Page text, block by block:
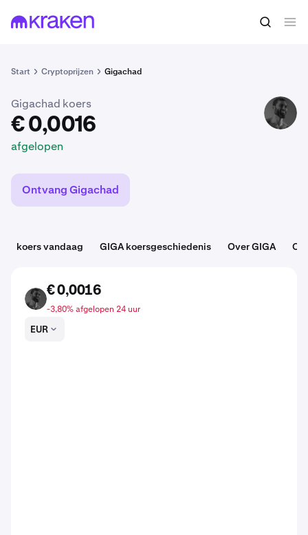
Start Cryptoprijzen Gigachad
€ 0,0016 GIGA kopen
Gigachad koers
€ 0,0016
afgelopen
GIGA
Ontvang Gigachad
koers vandaag GIGA koersgeschiedenis Over GIGA
GIGA
€ 0,0016
-3,80% afgelopen 24 uur
EUR